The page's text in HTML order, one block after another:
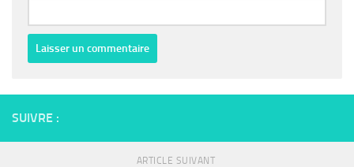
SUIVRE :
ARTICLE SUIVANT